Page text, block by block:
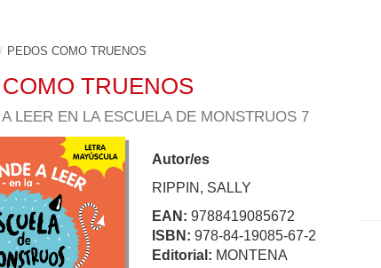
PEDOS COMO TRUENOS
TRUENOS
LEER EN LA ESCUELA DE MONSTRUOS 7
Autor/es
RIPPIN, SALLY
EAN: 9788419085672
ISBN: 978-84-19085-67-2
Editorial: MONTENA